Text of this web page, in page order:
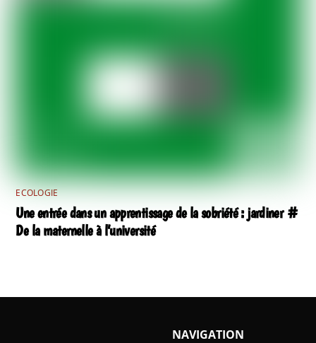
ECOLOGIE
Une entrée dans un apprentissage de la sobriété : jardiner #
De la maternelle à l’université
NAVIGATION